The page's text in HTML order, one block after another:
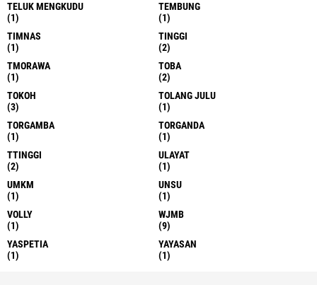
TELUK MENGKUDU
(1)
TEMBUNG
(1)
TIMNAS
(1)
TINGGI
(2)
TMORAWA
(1)
TOBA
(2)
TOKOH
(3)
TOLANG JULU
(1)
TORGAMBA
(1)
TORGANDA
(1)
TTINGGI
(2)
ULAYAT
(1)
UMKM
(1)
UNSU
(1)
VOLLY
(1)
WJMB
(9)
YASPETIA
(1)
YAYASAN
(1)